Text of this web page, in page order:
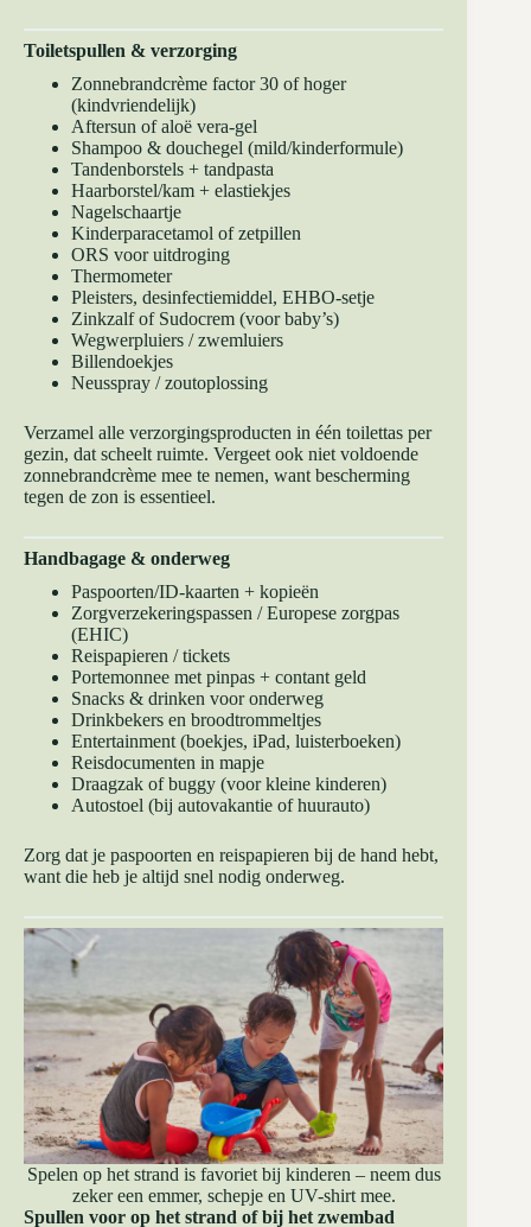
Toiletspullen & verzorging
Zonnebrandcrème factor 30 of hoger
(kindvriendelijk)
Aftersun of aloë vera-gel
Shampoo & douchegel (mild/kinderformule)
Tandenborstels + tandpasta
Haarborstel/kam + elastiekjes
Nagelschaartje
Kinderparacetamol of zetpillen
ORS voor uitdroging
Thermometer
Pleisters, desinfectiemiddel, EHBO-setje
Zinkzalf of Sudocrem (voor baby’s)
Wegwerpluiers / zwemluiers
Billendoekjes
Neusspray / zoutoplossing
Verzamel alle verzorgingsproducten in één toilettas per
gezin, dat scheelt ruimte. Vergeet ook niet voldoende
zonnebrandcrème mee te nemen, want bescherming
tegen de zon is essentieel.
Handbagage & onderweg
Paspoorten/ID-kaarten + kopieën
Zorgverzekeringspassen / Europese zorgpas
(EHIC)
Reispapieren / tickets
Portemonnee met pinpas + contant geld
Snacks & drinken voor onderweg
Drinkbekers en broodtrommeltjes
Entertainment (boekjes, iPad, luisterboeken)
Reisdocumenten in mapje
Draagzak of buggy (voor kleine kinderen)
Autostoel (bij autovakantie of huurauto)
Zorg dat je paspoorten en reispapieren bij de hand hebt,
want die heb je altijd snel nodig onderweg.
Spelen op het strand is favoriet bij kinderen – neem dus
zeker een emmer, schepje en UV-shirt mee.
Spullen voor op het strand of bij het zwembad